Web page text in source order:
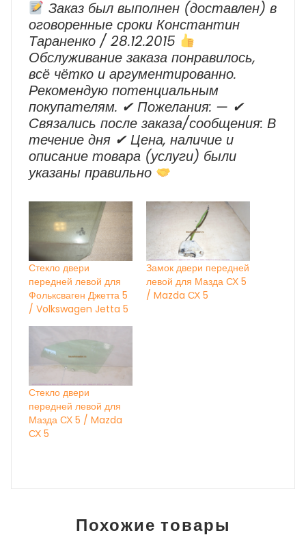
Заказ был выполнен (доставлен) в
оговоренные сроки Константин
Тараненко / 28.12.2015
Обслуживание заказа понравилось,
всё чётко и аргументированно.
Рекомендую потенциальным
покупателям. ✔ Пожелания: — ✔
Cвязались после заказа/сообщения: В
течение дня ✔ Цена, наличие и
описание товара (услуги) были
указаны правильно
Стекло двери
передней левой для
Фольксваген Джетта 5
/ Volkswagen Jetta 5
Замок двери передней
левой для Мазда СХ 5
/ Mazda СХ 5
Стекло двери
передней левой для
Мазда СХ 5 / Mazda
СХ 5
Похожие товары